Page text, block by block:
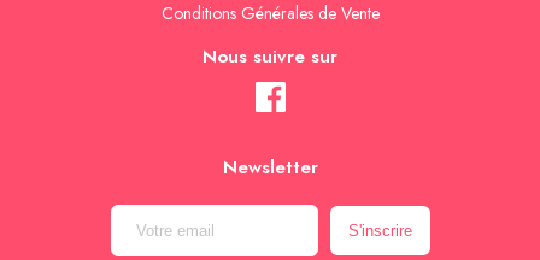
Conditions Générales de Vente
Nous suivre sur
Newsletter